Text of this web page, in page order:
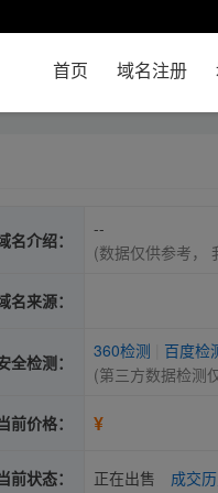
首页 域名注册
名介绍：
--
(数据仅供参考，
名来源：
全检测：
360检测 百度检
(第三方数据检测
前价格： ¥
前状态： 正在出售 成交